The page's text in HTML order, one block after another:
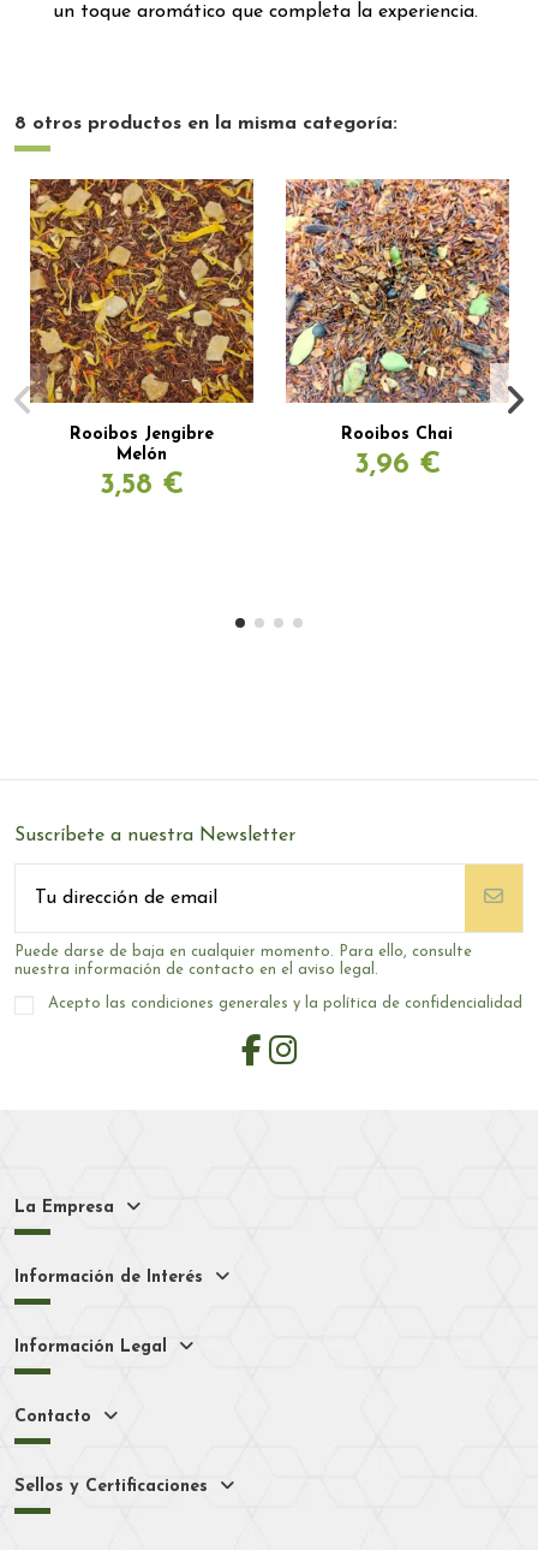
un toque aromático que completa la experiencia.
8 otros productos en la misma categoría:
Rooibos Jengibre
Melón
3,58 €
Rooibos Chai
3,96 €
Suscríbete a nuestra Newsletter
Puede darse de baja en cualquier momento. Para ello, consulte
nuestra información de contacto en el aviso legal.
Acepto las condiciones generales y la política de confidencialidad
La Empresa
Información de Interés
Información Legal
Contacto
Sellos y Certificaciones